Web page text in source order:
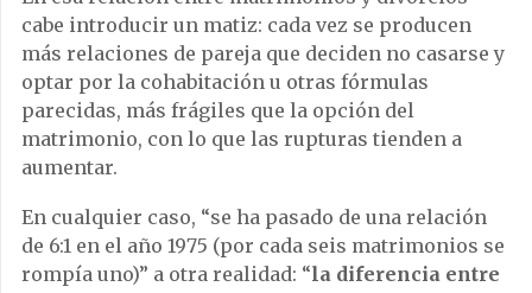
cabe introducir un matiz: cada vez se producen
más relaciones de pareja que deciden no casarse y
optar por la cohabitación u otras fórmulas
parecidas, más frágiles que la opción del
matrimonio, con lo que las rupturas tienden a
aumentar.
En cualquier caso, “se ha pasado de una relación
de 6:1 en el año 1975 (por cada seis matrimonios se
rompía uno)” a otra realidad: “la diferencia entre